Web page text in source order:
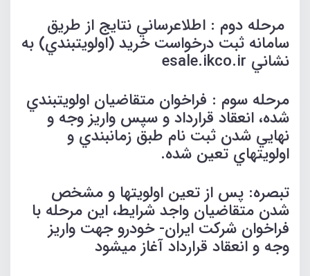
مرحله دوم : اطلاعرساني نتايج از طريق
سامانه ثبت درخواست خريد (اولويتبندي) به
نشاني esale.ikco.ir
مرحله سوم : فراخوان متقاضيان اولويتبندي
شده، انعقاد قرارداد و سپس واريز وجه و
نهايي شدن ثبت نام طبق زمانبندي و
اولويتهاي تعین شده.
تبصره: پس از تعین اولويتها و مشخص
شدن متقاضيان واجد شرايط، اين مرحله با
فراخوان شركت ايران- خودرو جهت واريز
وجه و انعقاد قرارداد آغاز ميشود